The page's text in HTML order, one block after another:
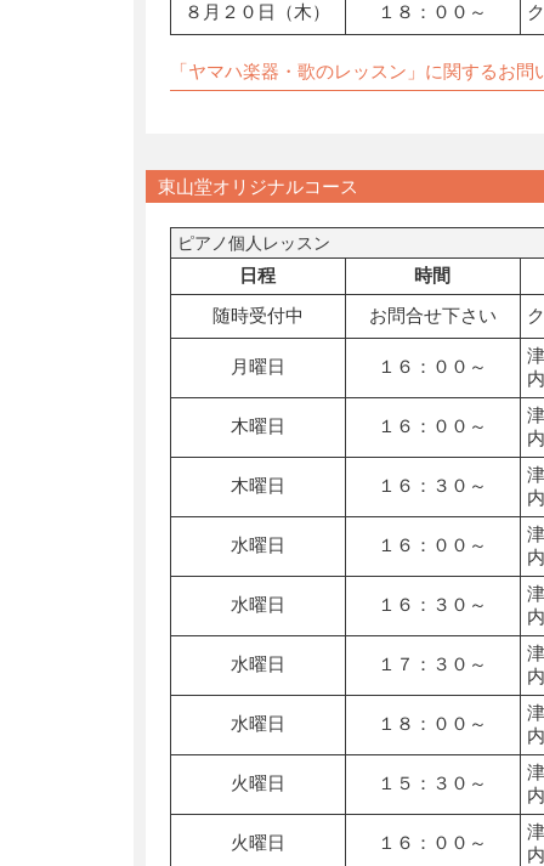
８月２０日（木）
１８：００～
「ヤマハ楽器・歌のレッスン」に関するお問
東山堂オリジナルコース
ピアノ個人レッスン
日程
時間
随時受付中
お問合せ下さい
月曜日 １６：００～
木曜日 １６：００～
木曜日 １６：３０～
水曜日 １６：００～
水曜日 １６：３０～
水曜日 １７：３０～
水曜日 １８：００～
火曜日 １５：３０～
火曜日 １６：００～